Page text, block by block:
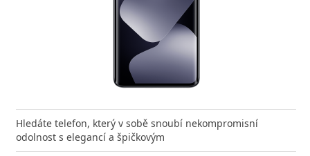
Hledáte telefon, který v sobě snoubí nekompromisní
odolnost s elegancí a špičkovým